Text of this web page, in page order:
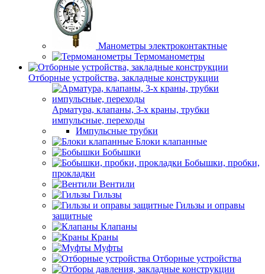
Манометры электроконтактные
Термоманометры
Отборные устройства, закладные конструкции
Арматура, клапаны, 3-х краны, трубки
импульсные, переходы
Импульсные трубки
Блоки клапанные
Бобышки
Бобышки, пробки,
прокладки
Вентили
Гильзы
Гильзы и оправы
защитные
Клапаны
Краны
Муфты
Отборные устройства